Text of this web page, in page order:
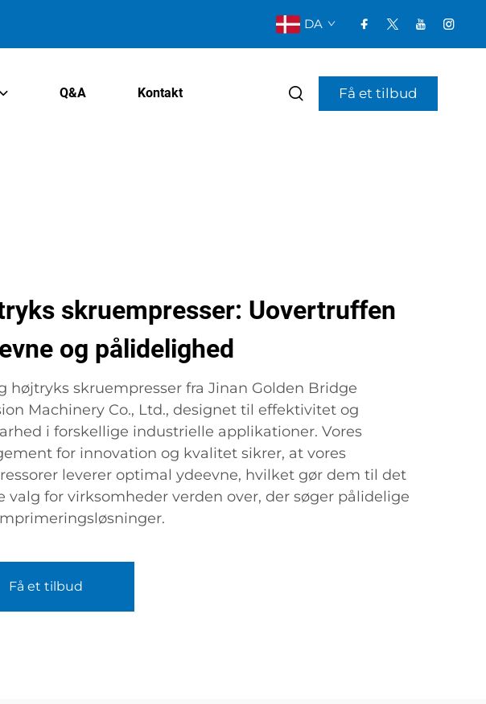
DA
Q&A Kontakt Få et tilbud
skruempresser: Uovertruffen
og pålidelighed
højtryks skruempresser fra Jinan Golden Bridge
Machinery Co., Ltd., designet til effektivitet og
i forskellige industrielle applikationer. Vores
for innovation og kvalitet sikrer, at vores
leverer optimal ydeevne, hvilket gør dem til det
valg for virksomheder verden over, der søger pålidelige
Få et tilbud